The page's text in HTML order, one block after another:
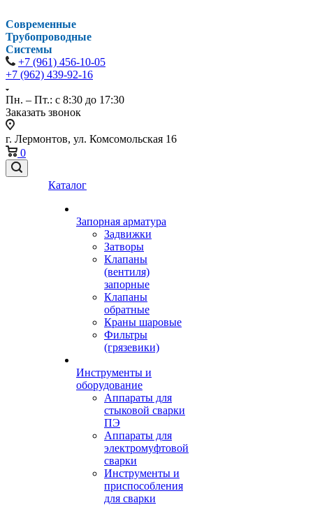
Современные
Трубопроводные
Системы
+7 (961) 456-10-05
+7 (962) 439-92-16
Пн. – Пт.: с 8:30 до 17:30
Заказать звонок
г. Лермонтов, ул. Комсомольская 16
0
Каталог
Запорная арматура
Задвижки
Затворы
Клапаны
(вентиля)
запорные
Клапаны
обратные
Краны шаровые
Фильтры
(грязевики)
Инструменты и
оборудование
Аппараты для
стыковой сварки
ПЭ
Аппараты для
электромуфтовой
сварки
Инструменты и
приспособления
для сварки